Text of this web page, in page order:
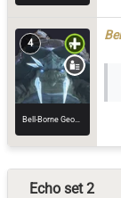
4
Echo set 2